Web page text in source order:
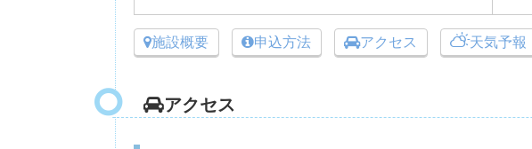
施設概要 申込方法 アクセス 天気予報
アクセス